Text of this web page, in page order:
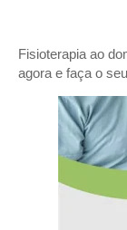
Fisioterapia ao
agora e faça o